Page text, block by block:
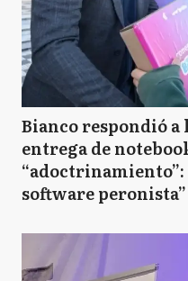
Bianco respondió
entrega de
software peronista”